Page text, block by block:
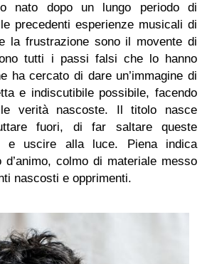
nato dopo un lungo periodo di
precedenti esperienze musicali di
la frustrazione sono il movente di
tutti i passi falsi che lo hanno
ha cercato di dare un’immagine di
e indiscutibile possibile, facendo
verità nascoste. Il titolo nasce
fuori, di far saltare queste
e uscire alla luce. Piena indica
colmo di materiale messo
nascosti e opprimenti.